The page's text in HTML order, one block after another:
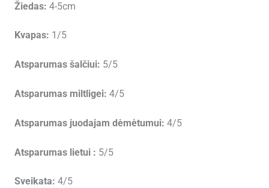
Žiedas: 4-5cm
Kvapas: 1/5
Atsparumas šalčiui: 5/5
Atsparumas miltligei: 4/5
Atsparumas juodajam dėmėtumui: 4/5
Atsparumas lietui : 5/5
Sveikata: 4/5